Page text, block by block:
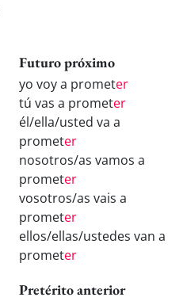
Futuro próximo
yo voy a prometer
tú vas a prometer
él/ella/usted va a
prometer
nosotros/as vamos a
prometer
vosotros/as vais a
prometer
ellos/ellas/ustedes van a
prometer
Pretérito anterior